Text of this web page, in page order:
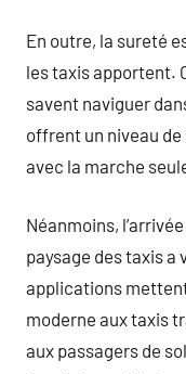
En outre, la sureté
les taxis apportent.
savent naviguer
offrent un niveau
avec la marche
Néanmoins,
paysage des taxis
applications
moderne aux taxis
aux passagers de